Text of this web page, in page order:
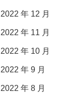
2022 年 12 月
2022 年 11 月
2022 年 10 月
2022 年 9 月
2022 年 8 月